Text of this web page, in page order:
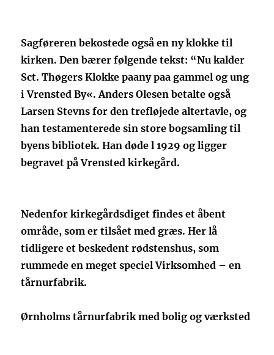
Sagføreren bekostede også en ny klokke til
kirken. Den bærer følgende tekst: “Nu kalder
Sct. Thøgers Klokke paany paa gammel og ung
i Vrensted By«. Anders Olesen betalte også
Larsen Stevns for den trefløjede altertavle, og
han testamenterede sin store bogsamling til
byens bibliotek. Han døde l 1929 og ligger
begravet på Vrensted kirkegård.
Nedenfor kirkegårdsdiget findes et åbent
område, som er tilsået med græs. Her lå
tidligere et beskedent rødstenshus, som
rummede en meget speciel Virksomhed – en
tårnurfabrik.
Ørnholms tårnurfabrik med bolig og værksted